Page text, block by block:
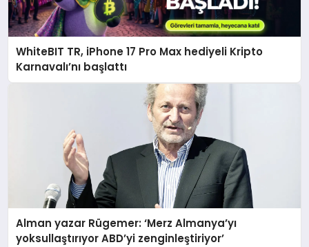
WhiteBIT TR, iPhone 17 Pro Max hediyeli Kripto
Karnavalı’nı başlattı
Alman yazar Rügemer: ‘Merz Almanya’yı
yoksullaştırıyor ABD’yi zenginleştiriyor’